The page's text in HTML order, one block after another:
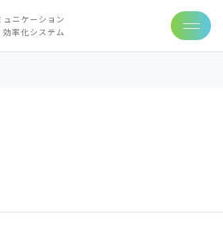
ュニケーション
効率化システム